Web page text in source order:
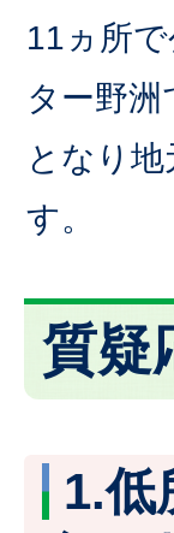
11ヵ所
ター野
となり
す。
質疑
1.低